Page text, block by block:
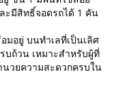
ะมีสิทธิ์จอดรถได้ 1 คัน
มอยู่ บนทำเลที่เป็นเลิศ
บถ้วน เหมาะสำหรับผู้ที่
วยความสะดวกครบใน